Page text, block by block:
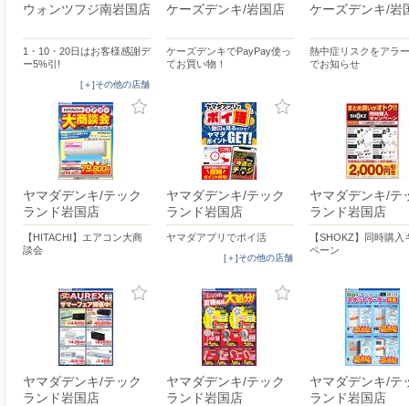
ウォンツフジ南岩国店
1・10・20日はお客様感謝デ
ー5%引!
[＋]その他の店舗
ケーズデンキ/岩国店
ケーズデンキでPayPay使っ
てお買い物！
ケーズデンキ/岩
熱中症リスクをアラ
でお知らせ
ヤマダデンキ/テック
ランド岩国店
【HITACHI】エアコン大商
談会
ヤマダデンキ/テック
ランド岩国店
ヤマダアプリでポイ活
[＋]その他の店舗
ヤマダデンキ/テ
ランド岩国店
【SHOKZ】同時購入
ペーン
ヤマダデンキ/テック
ランド岩国店
ヤマダデンキ/テック
ランド岩国店
ヤマダデンキ/テ
ランド岩国店